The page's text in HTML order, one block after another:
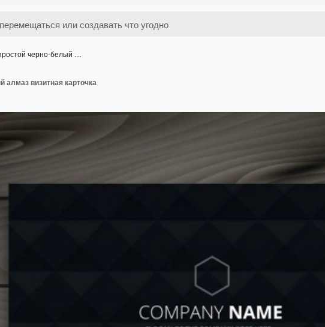
черно-белый …
алмаз визитная карточка